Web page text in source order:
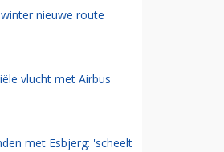
nieuwe route
vlucht met Airbus
met Esbjerg: 'scheelt